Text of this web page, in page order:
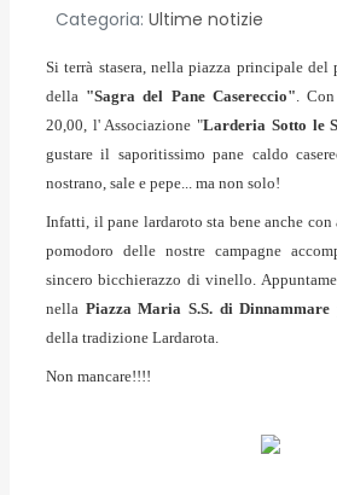
Categoria: Ultime notizie
Si terrà stasera, nella piazza principale del
della "Sagra del Pane Casereccio".
20,00, l' Associazione "Larderia Sotto le
gustare il saporitissimo pane caldo
nostrano, sale e pepe... ma non solo!
Infatti, il pane lardaroto sta bene anche
pomodoro delle nostre campagne
sincero bicchierazzo di vinello.
nella Piazza Maria S.S. di Dinnammare
della tradizione Lardarota.
Non mancare!!!!